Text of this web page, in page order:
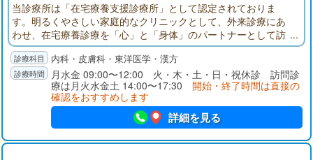
当診療所は「在宅療養支援診療所」として認定されておりま
す。明るくやさしい家庭的なクリニックとして、外来診療にあ
わせ、在宅療養診療を「心」と「身体」のパートナーとして訪
問させていただきます。お気軽にご相談ください。毎月スケジ
ュール表を作成し、定期的に訪問いたします。急に具合が悪く
なった時には、ご連絡頂ければスケジュール外でも訪問いたし
内科・皮膚科・東洋医学・漢方
月水金 09:00〜12:00 火・木・土・日・祝休診 訪問診
療は月火水金土 14:00〜17:30 開始・終了時間は直接の
確認をおすすめします
詳細を見る